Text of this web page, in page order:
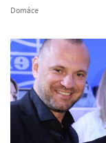
Domáce